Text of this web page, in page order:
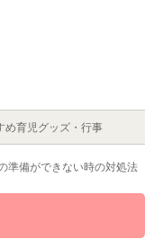
め育児グッズ・行事
準備ができない時の対処法